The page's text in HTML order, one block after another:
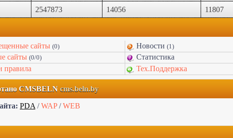
2547873 14056 11807
сайты (0) Новости (1)
сайты (0/0)
Статистика
правила
Тех.Поддержка
CMSBELN cms.beln.by
PDA /WAP/WEB